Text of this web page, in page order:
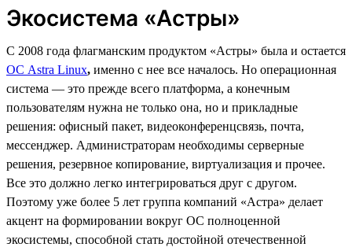
Экосистема «Астры»
С 2008 года флагманским продуктом «Астры» была и остается
ОС Astra Linux, именно с нее все началось. Но операционная
система — это прежде всего платформа, а конечным
пользователям нужна не только она, но и прикладные
решения: офисный пакет, видеоконференцсвязь, почта,
мессенджер. Администраторам необходимы серверные
решения, резервное копирование, виртуализация и прочее.
Все это должно легко интегрироваться друг с другом.
Поэтому уже более 5 лет группа компаний «Астра» делает
акцент на формировании вокруг ОС полноценной
экосистемы, способной стать достойной отечественной